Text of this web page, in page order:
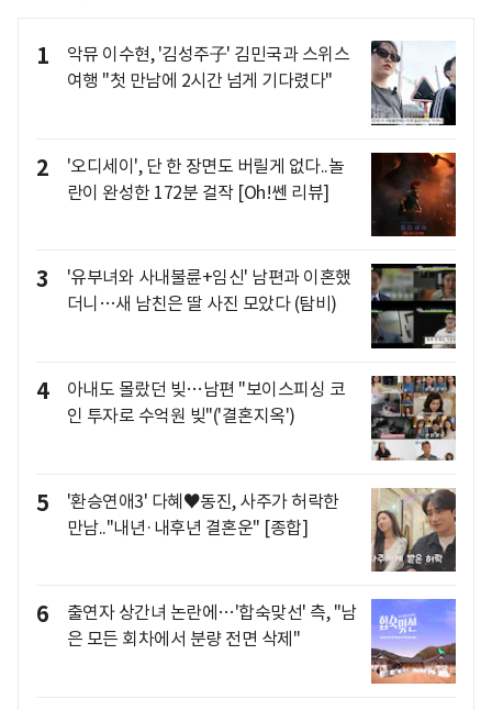
1
악뮤 이수현, '김성주子' 김민국과 스위스
여행 "첫 만남에 2시간 넘게 기다렸다"
2
'오디세이', 단 한 장면도 버릴게 없다..놀
란이 완성한 172분 걸작 [Oh!쎈 리뷰]
3
'유부녀와 사내불륜+임신' 남편과 이혼했
더니…새 남친은 딸 사진 모았다 (탐비)
4
아내도 몰랐던 빚…남편 "보이스피싱 코
인 투자로 수억원 빚"('결혼지옥')
5
'환승연애3' 다혜♥동진, 사주가 허락한
만남.."내년·내후년 결혼운" [종합]
6
출연자 상간녀 논란에…'합숙맞선' 측, "남
은 모든 회차에서 분량 전면 삭제"